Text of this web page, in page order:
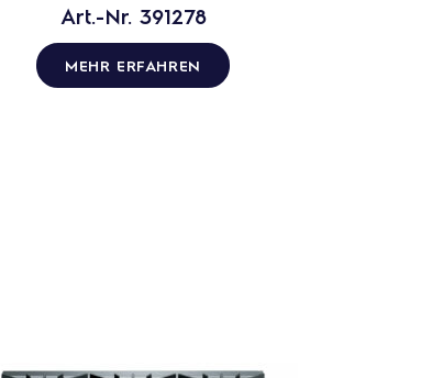
Art.-Nr. 391278
MEHR ERFAHREN